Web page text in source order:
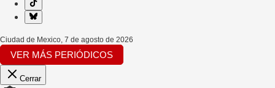
Ciudad de Mexico, 7 de agosto de 2026
VER MÁS PERIÓDICOS
Cerrar